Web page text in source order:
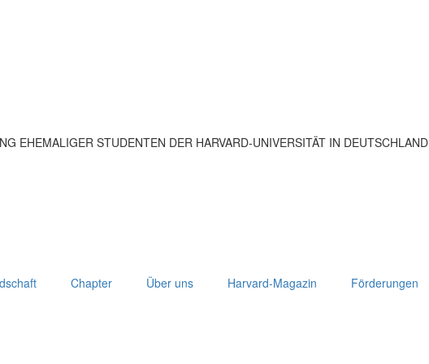
EHEMALIGER STUDENTEN DER HARVARD-UNIVERSITÄT IN DEUTSCHLAND
Chapter Über uns Harvard-Magazin Förderungen